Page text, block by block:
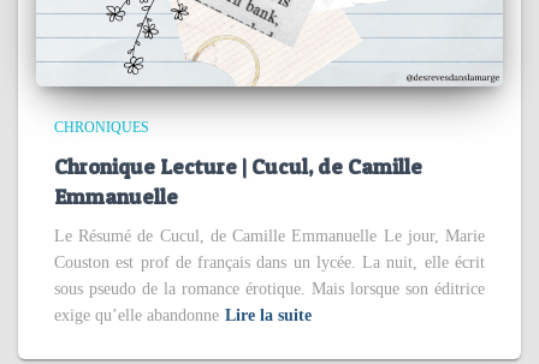
CHRONIQUES
Chronique Lecture | Cucul, de Camille
Emmanuelle
Le Résumé de Cucul, de Camille Emmanuelle Le jour, Marie
Couston est prof de français dans un lycée. La nuit, elle écrit
sous pseudo de la romance érotique. Mais lorsque son éditrice
exige qu’elle abandonne Lire la suite